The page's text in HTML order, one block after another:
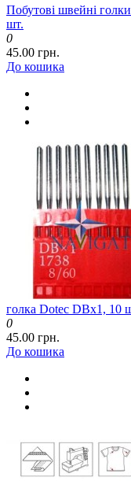
Побутові швейні
шт.
0
45.00 грн.
До кошика
голка Dotec DBx1, 10
0
45.00 грн.
До кошика